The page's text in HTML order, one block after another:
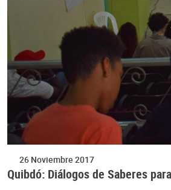
26 Noviembre 2017
Quibdó: Diálogos de Saberes